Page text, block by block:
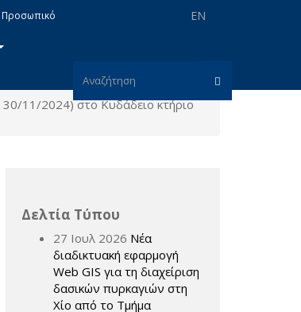
EN
Προσωπικό
Φόρμα
αναζήτησης
Αναζήτηση
30/11/2024) στο Κυδάδειο κτήριο
Δελτία Τύπου
27 Ιουλ 2026 Νέα
διαδικτυακή εφαρμογή
Web GIS για τη διαχείριση
δασικών πυρκαγιών στη
Χίο από το Τμήμα